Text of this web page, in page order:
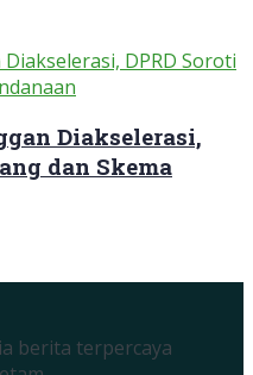
Diakselerasi,
dan Skema
berita terpercaya